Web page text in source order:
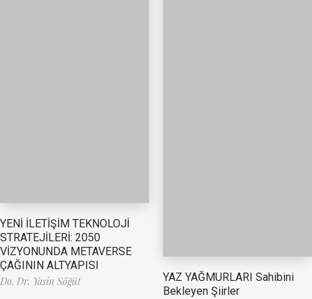
YENİ İLETİŞİM TEKNOLOJİ
STRATEJİLERİ: 2050
VİZYONUNDA METAVERSE
ÇAĞININ ALTYAPISI
Do. Dr. Yasin Söğüt
YAZ YAĞMURLARI Sahibini
Bekleyen Şiirler